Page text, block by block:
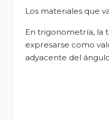
Los materiales que
En trigonometría, la
expresarse como
adyacente del